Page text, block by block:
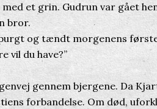
et grin. Gudrun var gået
bror.
og tændt morgenens
vil du have?”
gennem bjergene. Da
forbandelse. Om død,